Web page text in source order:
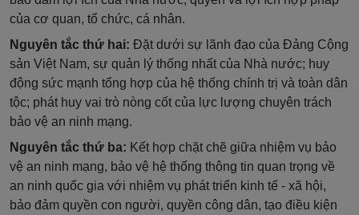
của cơ quan, tổ chức, cá nhân.
Nguyên tắc thứ hai: Đặt dưới sự lãnh đạo của Đảng Cộng
sản Việt Nam, sự quản lý thống nhất của Nhà nước; huy
động sức mạnh tổng hợp của hệ thống chính trị và toàn dân
tộc; phát huy vai trò nòng cốt của lực lượng chuyên trách
bảo vệ an ninh mạng.
Nguyên tắc thứ ba: Kết hợp chặt chẽ giữa nhiệm vụ bảo
vệ an ninh mạng, bảo vệ hệ thống thông tin quan trọng về
an ninh quốc gia với nhiệm vụ phát triển kinh tế - xã hội,
bảo đảm quyền con người, quyền công dân, tạo điều kiện